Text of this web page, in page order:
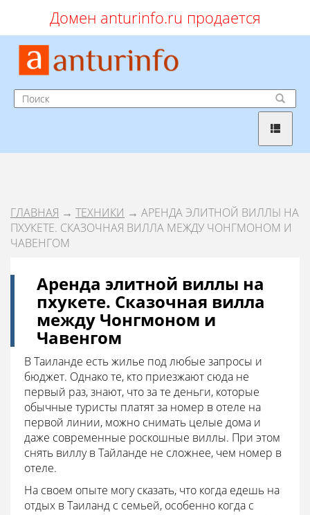
Домен anturinfo.ru продается
ГЛАВНАЯ → ТЕХНИКИ → АРЕНДА ЭЛИТНОЙ ВИЛЛЫ НА
ПХУКЕТЕ. СКАЗОЧНАЯ ВИЛЛА МЕЖДУ ЧОНГМОНОМ И
ЧАВЕНГОМ
Аренда элитной виллы на
пхукете. Сказочная вилла
между Чонгмоном и
Чавенгом
В Таиланде есть жилье под любые запросы и
бюджет. Однако те, кто приезжают сюда не
первый раз, знают, что за те деньги, которые
обычные туристы платят за номер в отеле на
первой линии, можно снимать целые дома и
даже современные роскошные виллы. При этом
снять виллу в Тайланде не сложнее, чем номер в
отеле.
На своем опыте могу сказать, что когда едешь на
отдых в Таиланд с семьей, особенно когда с